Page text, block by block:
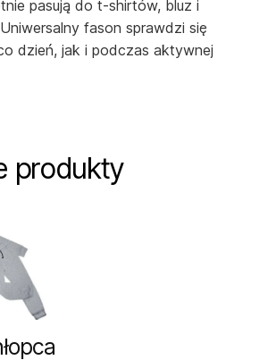
pasują do t-shirtów, bluz i
fason sprawdzi się
dzień, jak i podczas aktywnej
produkty